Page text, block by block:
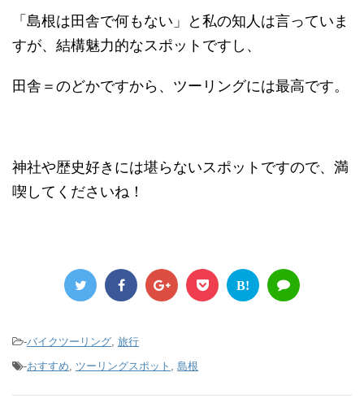
「島根は田舎で何もない」と私の知人は言っていま
すが、結構魅力的なスポットですし、
田舎＝のどかですから、ツーリングには最高です。
神社や歴史好きには堪らないスポットですので、満
喫してくださいね！
B!
-バイクツーリング, 旅行
-おすすめ, ツーリングスポット , 島根